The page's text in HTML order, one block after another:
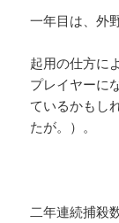
一年目は、外
起用の仕方に
プレイヤーに
ているかもし
たが。）。
二年連続捕殺